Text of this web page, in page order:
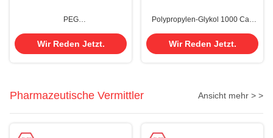
PEG
Polyethylenglycol PEG Cas
25322-68-3
Wir Reden Jetzt.
Polypropylen-Glykol 1000 Cas
flüssiges
Wir Reden Jetzt.
Pharmazeutische Vermittler Ansicht mehr > >